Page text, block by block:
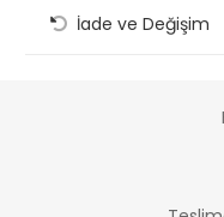
İade ve Değişim